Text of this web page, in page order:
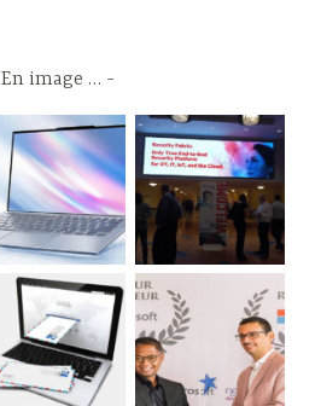
En image …